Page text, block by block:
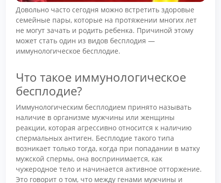
Довольно часто сегодня можно встретить здоровые
семейные пары, которые на протяжении многих лет
не могут зачать и родить ребенка. Причиной этому
может стать один из видов бесплодия —
иммунологическое бесплодие.
Что такое иммунологическое
бесплодие?
Иммунологическим бесплодием принято называть
наличие в организме мужчины или женщины
реакции, которая агрессивно относится к наличию
спермальных антиген. Бесплодие такого типа
возникает только тогда, когда при попадании в матку
мужской спермы, она воспринимается, как
чужеродное тело и начинается активное отторжение.
Это говорит о том, что между генами мужчины и